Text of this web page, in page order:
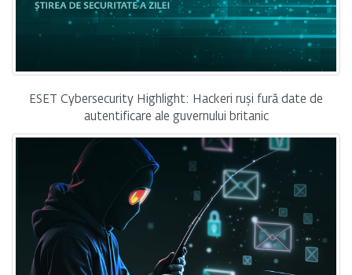
ESET Cybersecurity Highlight: Hackeri ruși fură date de
autentificare ale guvernului britanic